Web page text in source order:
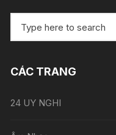
i
m
CÁC TRANG
24 UY NGHI